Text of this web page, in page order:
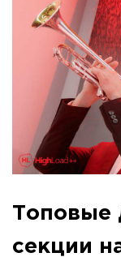
Топовые
секции